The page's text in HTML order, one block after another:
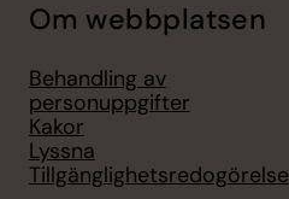
Om webbplatsen
Behandling av
personuppgifter
Kakor
Lyssna
Tillgänglighetsredogörelse